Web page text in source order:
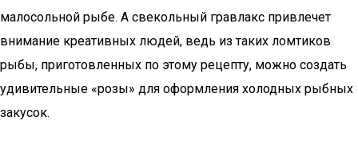
малосольной рыбе. А свекольный гравлакс привлечет
внимание креативных людей, ведь из таких ломтиков
рыбы, приготовленных по этому рецепту, можно создать
удивительные «розы» для оформления холодных рыбных
закусок.